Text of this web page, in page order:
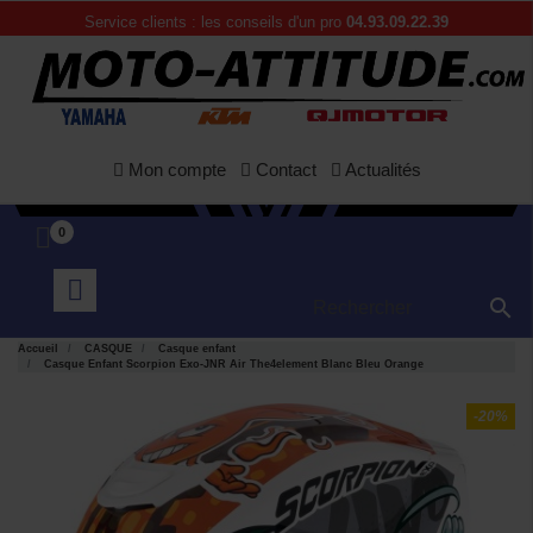
Service clients : les conseils d'un pro 04.93.09.22.39
Mon compte Contact Actualités
0

Accueil CASQUE
Casque enfant
Casque Enfant Scorpion Exo-JNR Air The4element Blanc Bleu Orange
-20%